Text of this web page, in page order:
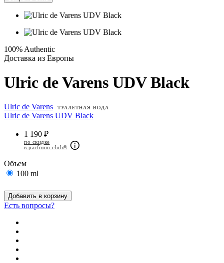
100% Authentic
Доставка из Европы
Ulric de Varens UDV Black
Ulric de Varens ТУАЛЕТНАЯ ВОДА
Ulric de Varens UDV Black
1 190 ₽
по скидке
в parfoom club®
Объем
100 ml
Добавить в корзину
Есть вопросы?